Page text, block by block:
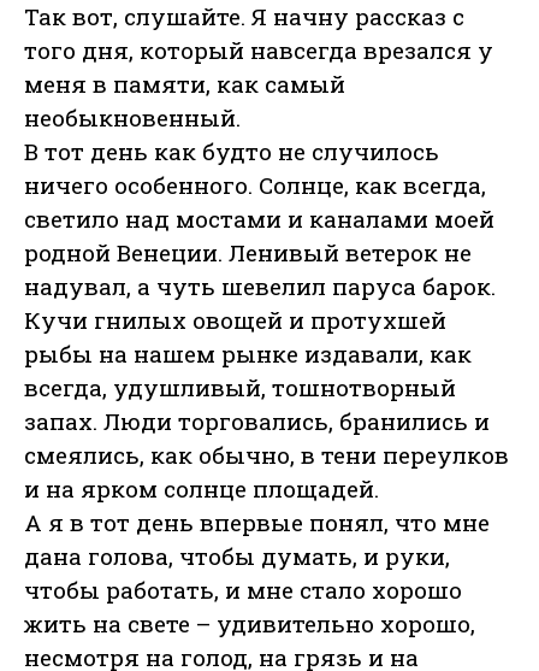
Так вот, слушайте. Я начну рассказ с
того дня, который навсегда врезался у
меня в памяти, как самый
необыкновенный.
В тот день как будто не случилось
ничего особенного. Солнце, как всегда,
светило над мостами и каналами моей
родной Венеции. Ленивый ветерок не
надувал, а чуть шевелил паруса барок.
Кучи гнилых овощей и протухшей
рыбы на нашем рынке издавали, как
всегда, удушливый, тошнотворный
запах. Люди торговались, бранились и
смеялись, как обычно, в тени переулков
и на ярком солнце площадей.
А я в тот день впервые понял, что мне
дана голова, чтобы думать, и руки,
чтобы работать, и мне стало хорошо
жить на свете – удивительно хорошо,
несмотря на голод, на грязь и на